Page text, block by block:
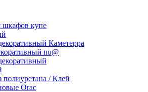
купе
Каметерра
no@
/ Клей
Orac